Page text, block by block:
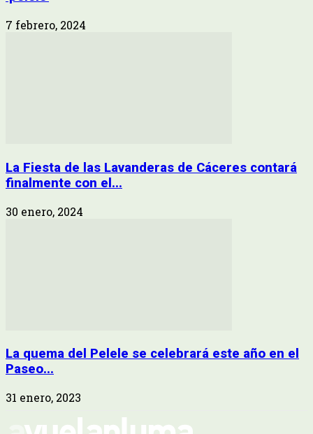
7 febrero, 2024
La Fiesta de las Lavanderas de Cáceres contará
finalmente con el...
30 enero, 2024
La quema del Pelele se celebrará este año en el
Paseo...
31 enero, 2023